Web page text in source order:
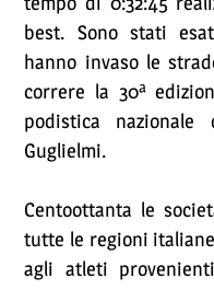
best. Sono stati
hanno invaso le
correre la 30ª
podistica nazionale
Guglielmi.
Centoottanta le
tutte le regioni
agli atleti